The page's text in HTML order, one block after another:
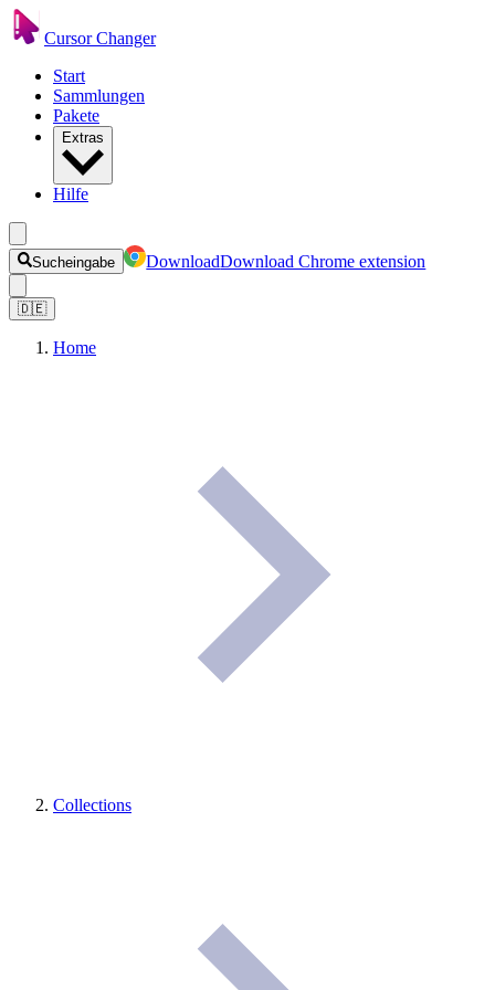
Cursor Changer
Start
Sammlungen
Pakete
Extras
Hilfe
Sucheingabe DownloadDownload Chrome extension
🇩🇪
Home
Collections